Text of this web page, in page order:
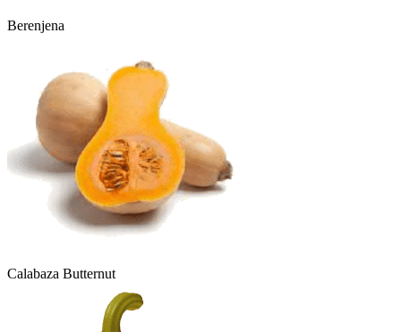
Berenjena
Calabaza Butternut